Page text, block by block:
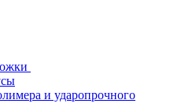
и ударопрочного